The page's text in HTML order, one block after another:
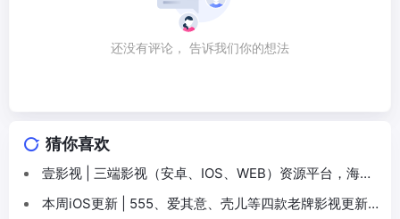
还没有评论， 告诉我们你的想法
猜你喜欢
壹影视 | 三端影视（安卓、IOS、WEB）资源平台，海量
高清蓝光影视免费观看
本周iOS更新 | 555、爱其意、壳儿等四款老牌影视更新